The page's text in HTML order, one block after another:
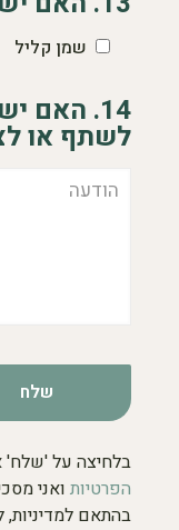
שמן קליל
14. האם
לשתף או
בלחיצה על 'שלח'
הפרטיות ואני
בהתאם למדיניות,